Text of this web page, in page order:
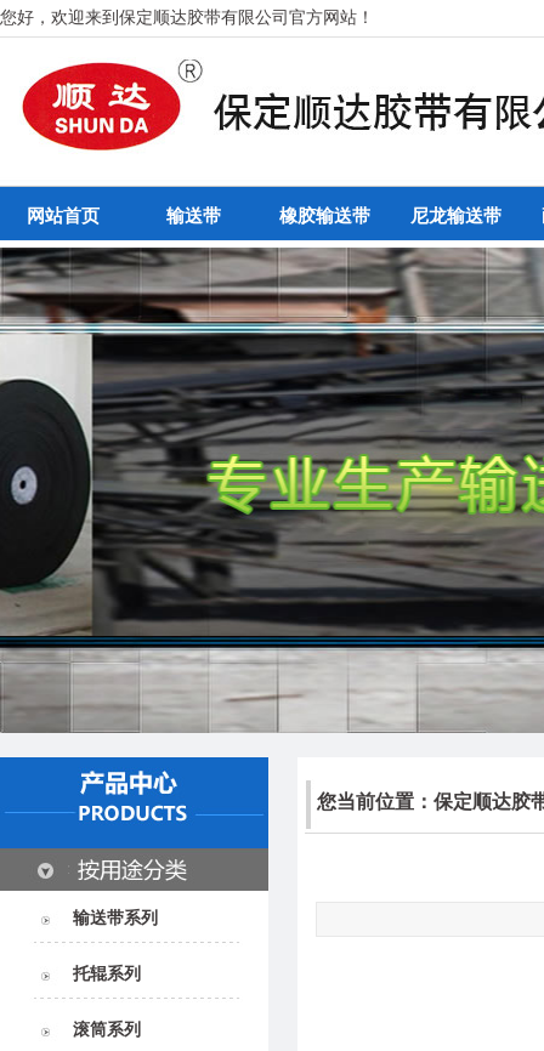
您好，欢迎来到保定顺达胶带有限公司官方网站！
网站首页 输送带 橡胶输送带 尼龙输送带
输送带系列
托辊系列
滚筒系列
您当前位置： 保定顺达胶